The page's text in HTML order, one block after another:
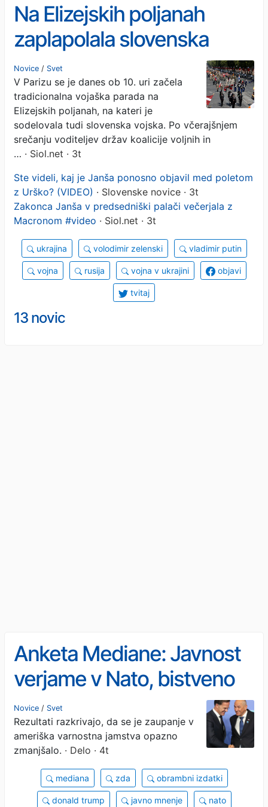
Na Elizejskih poljanah
zaplapolala slovenska
zastava #foto #video
Novice / Svet
V Parizu se je danes ob 10. uri začela
tradicionalna vojaška parada na
Elizejskih poljanah, na kateri je
sodelovala tudi slovenska vojska. Po včerajšnjem
srečanju voditeljev držav koalicije voljnih in
… · Siol.net · 3t
Ste videli, kaj je Janša ponosno objavil med poletom
z Urško? (VIDEO) · Slovenske novice · 3t
Zakonca Janša v predsedniški palači večerjala z
Macronom #video · Siol.net · 3t
ukrajina volodimir zelenski vladimir putin
vojna rusija vojna v ukrajini objavi
tvitaj
13 novic
Anketa Mediane: Javnost
verjame v Nato, bistveno
manj v zanesljivost ZDA
Novice / Svet
Rezultati razkrivajo, da se je zaupanje v
ameriška varnostna jamstva opazno
zmanjšalo. · Delo · 4t
mediana zda obrambni izdatki
donald trump javno mnenje nato